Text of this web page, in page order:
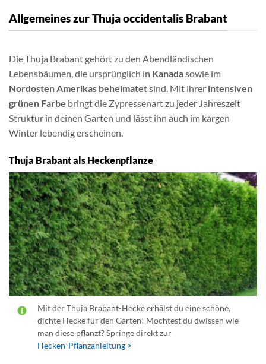
Allgemeines zur Thuja occidentalis Brabant
Die Thuja Brabant gehört zu den Abendländischen
Lebensbäumen, die ursprünglich in Kanadasowie im
Nordosten Amerikas beheimatetsind. Mit ihrer intensiven
grünen Farbe bringt die Zypressenart zu jeder Jahreszeit
Struktur in deinen Garten und lässt ihn auch im kargen
Winter lebendig erscheinen.
Thuja Brabant als Heckenpflanze
Mit der Thuja Brabant-Hecke erhälst du eine schöne,
dichte Hecke für den Garten! Möchtest du dwissen wie
man diese pflanzt? Springe direkt zur
Hecken-Pflanzanleitung >